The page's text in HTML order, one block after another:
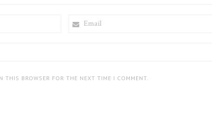
THIS BROWSER FOR THE NEXT TIME I COMMENT.